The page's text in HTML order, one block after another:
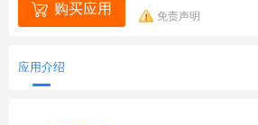
购买应用 免责声明
应用介绍